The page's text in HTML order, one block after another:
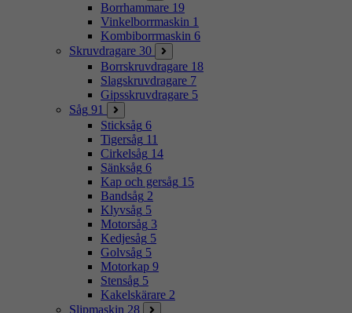
Borrhammare 19
Vinkelborrmaskin 1
Kombiborrmaskin 6
Skruvdragare 30
Borrskruvdragare 18
Slagskruvdragare 7
Gipsskruvdragare 5
Såg 91
Sticksåg 6
Tigersåg 11
Cirkelsåg 14
Sänksåg 6
Kap och gersåg 15
Bandsåg 2
Klyvsåg 5
Motorsåg 3
Kedjesåg 5
Golvsåg 5
Motorkap 9
Stensåg 5
Kakelskärare 2
Slipmaskin 28